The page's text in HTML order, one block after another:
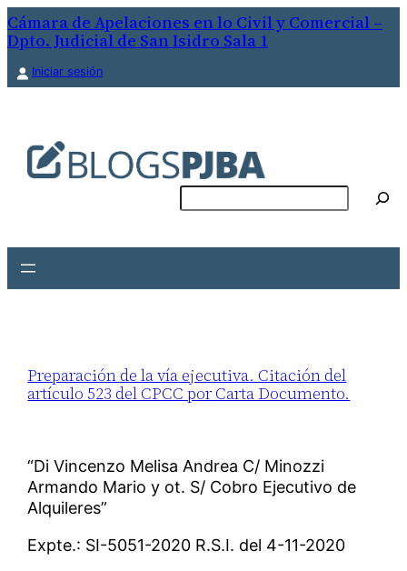
Cámara de Apelaciones en lo Civil y Comercial –
Dpto. Judicial de San Isidro Sala 1
Iniciar sesión
Preparación de la vía ejecutiva. Citación del
artículo 523 del CPCC por Carta Documento.
“Di Vincenzo Melisa Andrea C/ Minozzi
Armando Mario y ot. S/ Cobro Ejecutivo de
Alquileres”
Expte.: SI-5051-2020 R.S.I. del 4-11-2020